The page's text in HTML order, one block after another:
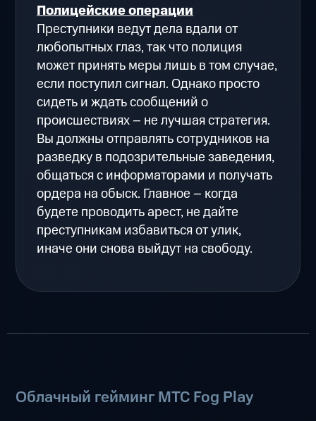
Полицейские операции
Преступники ведут дела вдали от
любопытных глаз, так что полиция
может принять меры лишь в том случае,
если поступил сигнал. Однако просто
сидеть и ждать сообщений о
происшествиях – не лучшая стратегия.
Вы должны отправлять сотрудников на
разведку в подозрительные заведения,
общаться с информаторами и получать
ордера на обыск. Главное – когда
будете проводить арест, не дайте
преступникам избавиться от улик,
иначе они снова выйдут на свободу.
Облачный гейминг МТС Fog Play